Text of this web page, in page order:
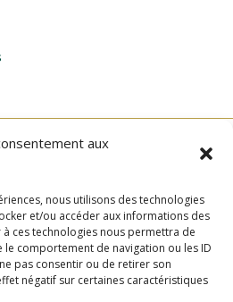
aux
nous utilisons des technologies
et/ou accéder aux informations des
ces technologies nous permettra de
comportement de navigation ou les ID
pas consentir ou de retirer son
négatif sur certaines caractéristiques